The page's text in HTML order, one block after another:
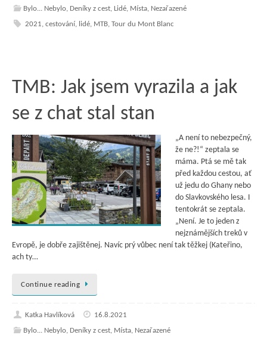
Bylo... Nebylo, Deníky z cest, Lidé, Místa, Nezařazené
2021, cestování, lidé, MTB, Tour du Mont Blanc
TMB: Jak jsem vyrazila a jak
se z chat stal stan
„A není to nebezpečný,
že ne?!“ zeptala se
máma. Ptá se mě tak
před každou cestou, ať
už jedu do Ghany nebo
do Slavkovského lesa. I
tentokrát se zeptala.
„Není. Je to jeden z
nejznámějších treků v
Evropě, je dobře zajištěnej. Navíc prý vůbec není tak těžkej (Kateřino,
ach ty…
Continue reading
Katka Havlíková
16.8.2021
Bylo... Nebylo, Deníky z cest, Místa, Nezařazené